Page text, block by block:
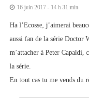
16 juin 2017 - 14 h 31 min
Ha l’Ecosse, j’aimerai
aussi fan de la série Doctor
m’attacher à Peter Capaldi,
la série.
En tout cas tu me vends du